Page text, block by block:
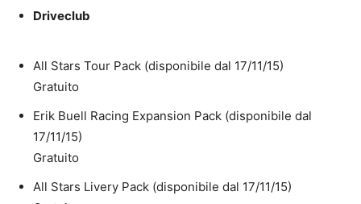
Driveclub
All Stars Tour Pack (disponibile dal 17/11/15)
Gratuito
Erik Buell Racing Expansion Pack (disponibile dal
17/11/15)
Gratuito
All Stars Livery Pack (disponibile dal 17/11/15)